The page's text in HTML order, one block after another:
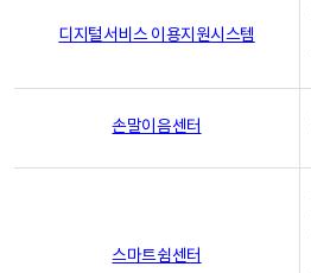
디지털서비스 이용지원시스템
손말이음센터
스마트쉼센터